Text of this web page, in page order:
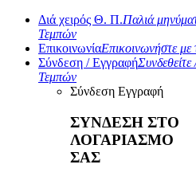
Διά χειρός Θ. Π.Παλιά
Τεμπών
ΕπικοινωνίαΕπικοινωνήστε
Σύνδεση / Εγγραφή
Τεμπών
Σύνδεση Εγγραφή
ΣΥΝΔΕΣΗ ΣΤΟ
ΛΟΓΑΡΙΑΣΜΟ
ΣΑΣ